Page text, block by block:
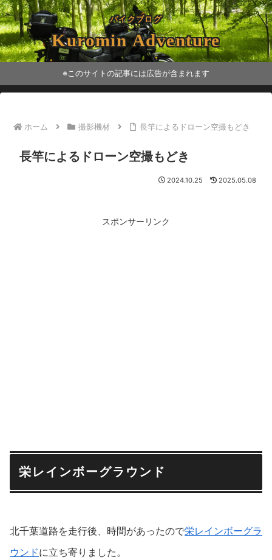
バイクブログ
Kuromin Adventure
※このサイトの記事には広告が含まれます
ホーム 撮影機材 長竿によるドローン空撮もどき
長竿によるドローン空撮もどき
2024.10.25 2025.05.08
スポンサーリンク
栄レインボーグラウンド
北千葉道路を走行後、時間があったので栄レインボーグラ
ウンドに立ち寄りました。